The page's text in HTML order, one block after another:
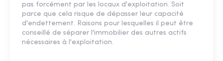
pas forcément par les locaux d'exploitation. Soit
parce que cela risque de dépasser leur capacité
d'endettement. Raisons pour lesquelles il peut être
conseillé de séparer l'immobilier des autres actifs
nécessaires à l'exploitation.